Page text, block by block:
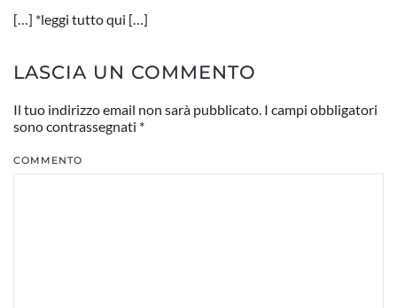
[…] *leggi tutto qui […]
LASCIA UN COMMENTO
Il tuo indirizzo email non sarà pubblicato. I campi obbligatori
sono contrassegnati *
COMMENTO